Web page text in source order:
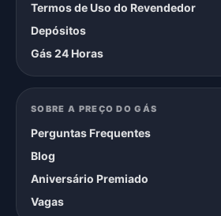
Termos de Uso do Revendedor
Depósitos
Gás 24 Horas
SOBRE A PREÇO DO GÁS
Perguntas Frequentes
Blog
Aniversário Premiado
Vagas